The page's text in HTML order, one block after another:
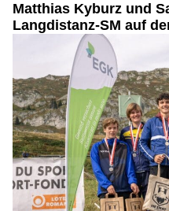
Matthias Kyburz und
Langdistanz-SM auf